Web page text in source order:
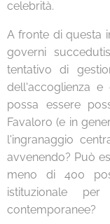
celebrità.
A fronte di questa
governi
tentativo di
dell'accoglienza
possa essere
Favaloro (e in
l'ingranaggio
avvenendo? Può
meno di 400
istituzionale
contemporanee?